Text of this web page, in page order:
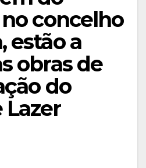
concelho
estão a
obras de
do
Lazer